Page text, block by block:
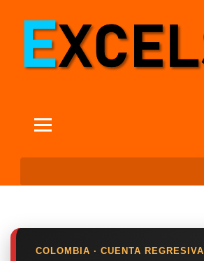
COLOMBIA · CUENTA REGRESIVA